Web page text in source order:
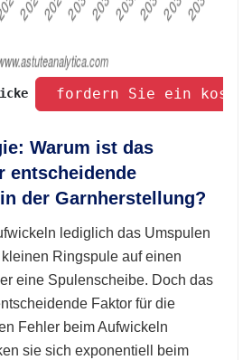
fordern Sie ein
Warum ist das
entscheidende
der Garnherstellung?
lediglich das Umspulen
Ringspule auf einen
eine Spulenscheibe. Doch das
Faktor für die
Fehler beim Aufwickeln
sie sich exponentiell beim